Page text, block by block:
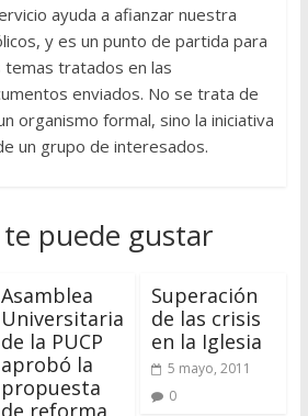
ayuda a afianzar nuestra
y es un punto de partida para
tratados en las
enviados. No se trata de
organismo formal, sino la iniciativa
un grupo de interesados.
puede gustar
Asamblea
Universitaria
de la PUCP
aprobó la
propuesta
de reforma
Superación
de las crisis
en la Iglesia
5 mayo, 2011
0